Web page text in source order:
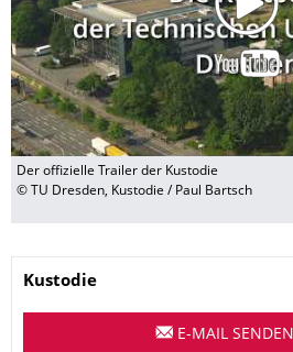
Der offizielle Trailer der Kustodie
© TU Dresden, Kustodie / Paul Bartsch
Name
Kustodie
E-MAIL SENDEN